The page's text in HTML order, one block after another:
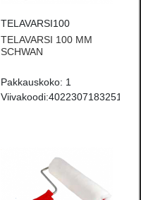
TELAVARSI100
TELAVARSI 100 MM
SCHWAN
Pakkauskoko: 1
Viivakoodi:4022307183251